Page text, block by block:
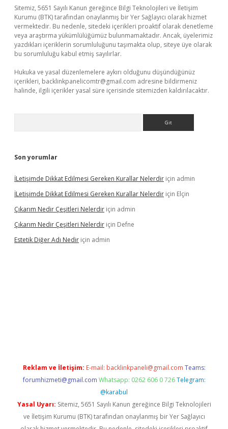
Sitemiz, 5651 Sayılı Kanun gereğince Bilgi Teknolojileri ve İletişim
Kurumu (BTK) tarafından onaylanmış bir Yer Sağlayıcı olarak hizmet
vermektedir. Bu nedenle, sitedeki içerikleri proaktif olarak denetleme
veya araştırma yükümlülüğümüz bulunmamaktadır. Ancak, üyelerimiz
yazdıkları içeriklerin sorumluluğunu taşımakta olup, siteye üye olarak
bu sorumluluğu kabul etmiş sayılırlar.
Hukuka ve yasal düzenlemelere aykırı olduğunu düşündüğünüz
içerikleri, backlinkpanelicomtr@gmail.com adresine bildirmeniz
halinde, ilgili içerikler yasal süre içerisinde sitemizden kaldırılacaktır.
Son yorumlar
İLetişimde Dikkat Edilmesi Gereken Kurallar Nelerdir için admin
İLetişimde Dikkat Edilmesi Gereken Kurallar Nelerdir için Elçin
Çıkarım Nedir Çeşitleri Nelerdir için admin
Çıkarım Nedir Çeşitleri Nelerdir için Defne
Estetik Diğer Adı Nedir için admin
Reklam ve İletişim: E-mail: backlinkpaneli@gmail.com Teams:
forumhizmeti@gmail.com Whatsapp: 0262 606 0 726 Telegram:
@karabul
Yasal Uyarı: Sitemiz, 5651 Sayılı Kanun gereğince Bilgi Teknolojileri
ve İletişim Kurumu (BTK) tarafından onaylanmış bir Yer Sağlayıcı